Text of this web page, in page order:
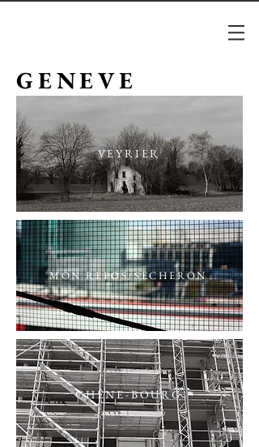
GENEVE
VEYRIER
MON REPOS/SECHERON
CHÊNE-BOURG